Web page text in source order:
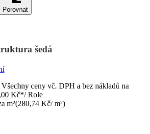
Porovnat
šedá
ceny vč. DPH a bez nákladů na
Kč*/ Role
m²(280,74 Kč/ m²)